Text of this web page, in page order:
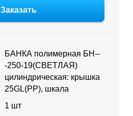
Заказать
БАНКА полимерная БН--
-250-19(СВЕТЛАЯ)
цилиндрическая: крышка
25GL(PP), шкала
1 шт